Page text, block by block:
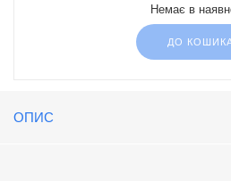
Немає в
ДО
ОПИС